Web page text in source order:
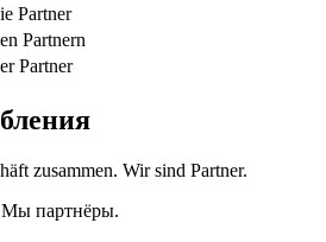
Partner
Partnern
Partner
zusammen. Wir sind Partner.
Мы партнёры.